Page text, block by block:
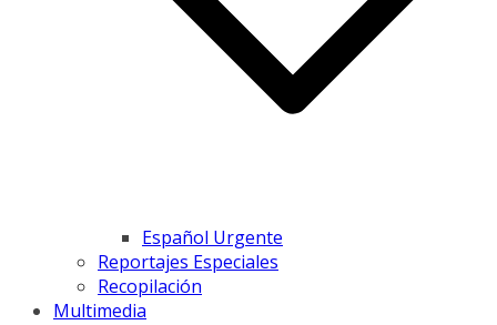
Español Urgente
Reportajes Especiales
Recopilación
Multimedia